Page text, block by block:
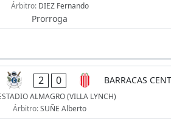
Árbitro: DIEZ Fernando
Prorroga
2 0 BARRACAS
ALMAGRO (VILLA LYNCH)
Árbitro:SUÑE Alberto